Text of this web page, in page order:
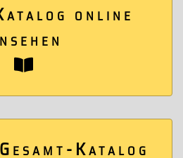
online
Katalog